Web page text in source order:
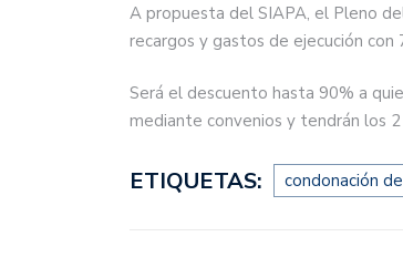
A propuesta del SIAPA, el Pleno
recargos y gastos de ejecución
Será el descuento hasta 90% a
mediante convenios y tendrán los
ETIQUETAS: condonación